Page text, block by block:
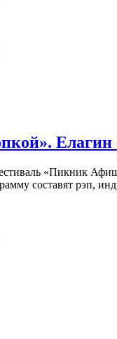
«Пикник
составят рэп,